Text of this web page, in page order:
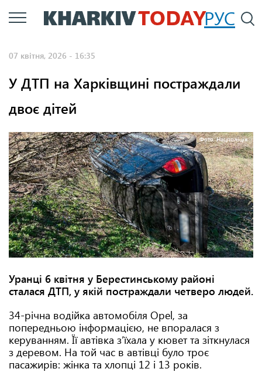
Перейти
до
РУС
07 квітня, 2026 - 16:35
У ДТП на Харківщині постраждали
двоє дітей
Фото: Нацполіція
Уранці 6 квітня у Берестинському районі
сталася ДТП, у якій постраждали четверо людей.
34-річна водійка автомобіля Opel, за
попередньою інформацією, не впоралася з
керуванням. Її автівка з’їхала у кювет та зіткнулася
з деревом. На той час в автівці було троє
пасажирів: жінка та хлопці 12 і 13 років.